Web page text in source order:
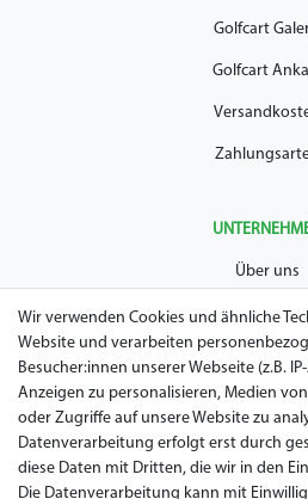
Golfcart
Golfcart
Über uns
AGB
Datenschutz
Impressum
Garantie /
Wir verwenden Cookies und ähnliche
Website und verarbeiten
Besucher:innen unserer Webseite (z.B.
Anzeigen zu personalisieren, Medien
oder Zugriffe auf unsere Website zu
Datenverarbeitung erfolgt erst durch
diese Daten mit Dritten, die wir in den
Die Datenverarbeitung kann mit